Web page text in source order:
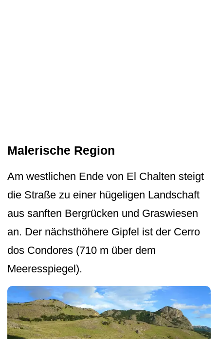
Malerische Region
Am westlichen Ende von El Chalten steigt
die Straße zu einer hügeligen Landschaft
aus sanften Bergrücken und Graswiesen
an. Der nächsthöhere Gipfel ist der Cerro
dos Condores (710 m über dem
Meeresspiegel).